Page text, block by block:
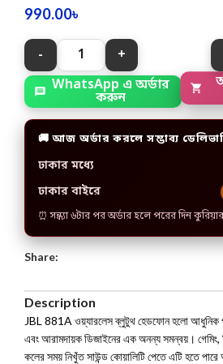
990.00৳
WhatsApp এ অর্ডার
করুন
🚚 আজ অর্ডার করলে সম্ভাব্য
ঢাকার মধ্যে
ঢাকার বাইরে
⏰ সন্ধ্যা ৬টার পর অর্ডার হলে পরের দিন
Share:
Description
JBL 881A ওয়্যারলেস ব্লুটুথ হেডফোন হলো আধুনিক
এবং আরামদায়ক ডিজাইনের এক অনন্য সমন্বয়। গেমিং,
কলের সময় নিখুঁত সাউন্ড কোয়ালিটি পেতে এটি হতে পারে